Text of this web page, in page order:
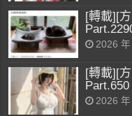
[轉載][
2026 年
[轉載][
Part.650
2026 年